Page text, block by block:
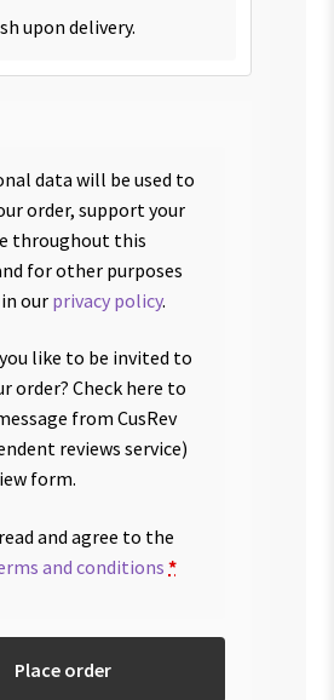
upon delivery.
data will be used to
order, support your
throughout this
for other purposes
our privacy policy.
like to be invited to
order? Check here to
from CusRev
reviews service)
form.
and agree to the
and conditions *
Place order